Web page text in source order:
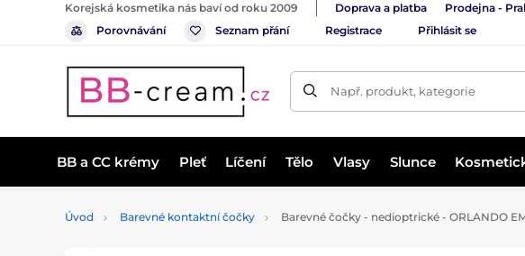
Korejská kosmetika nás baví od roku 2009 Doprava a platba Prodejna -
Porovnávání
Seznam přání Registrace Přihlásit se
Např. produkt, kategorie
BB a CC krémy Pleť Líčení Tělo Vlasy Slunce
Úvod Barevné kontaktní čočky Barevné čočky - nedioptrické - ORLANDO